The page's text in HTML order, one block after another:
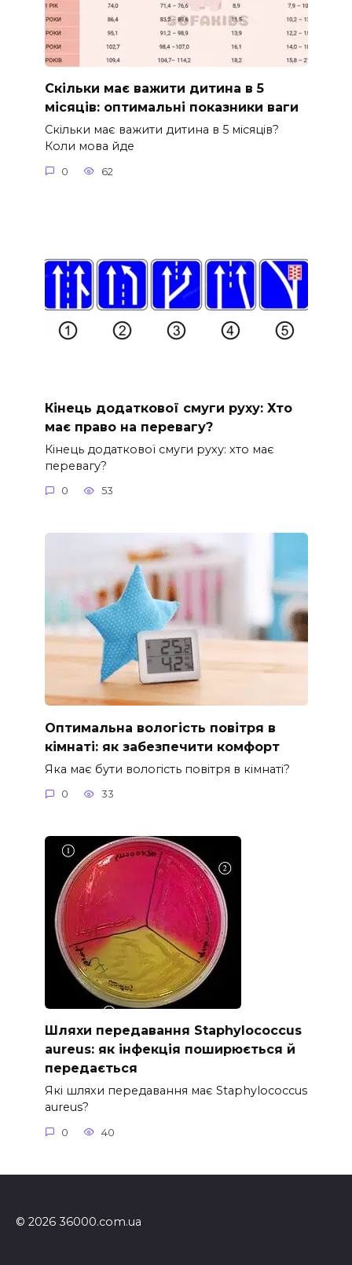
Скільки має важити дитина в 5
місяців: оптимальні показники ваги
Скільки має важити дитина в 5 місяців?
Коли мова йде
0 62
Кінець додаткової смуги руху: Хто
має право на перевагу?
Кінець додаткової смуги руху: хто має
перевагу?
0 53
Оптимальна вологість повітря в
кімнаті: як забезпечити комфорт
Яка має бути вологість повітря в кімнаті?
0 33
Шляхи передавання Staphylococcus
aureus: як інфекція поширюється й
передається
Які шляхи передавання має Staphylococcus
aureus?
0 40
© 2026 36000.com.ua